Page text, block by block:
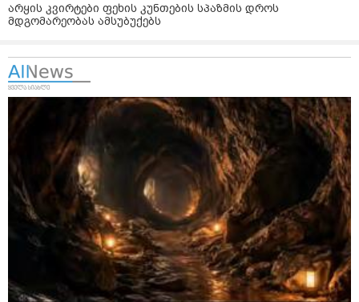
არყის კვირტები ფეხის კუნთების სპაზმის დროს
მდგომარეობას ამსუბუქებს